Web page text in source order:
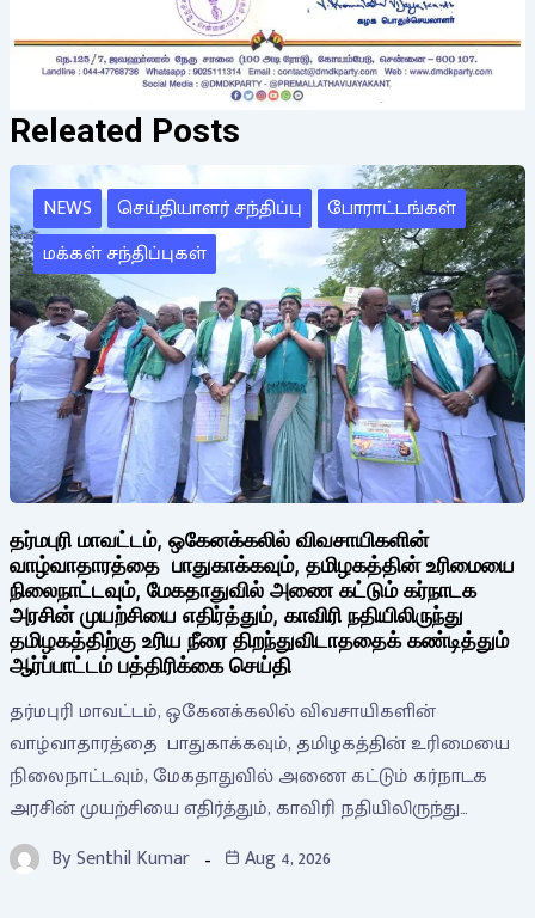
Releated Posts
NEWS செய்தியாளர் சந்திப்பு
போராட்டங்கள்
மக்கள் சந்திப்புகள்
தர்மபுரி மாவட்டம், ஒகேனக்கலில் விவசாயிகளின்
வாழ்வாதாரத்தை பாதுகாக்கவும், தமிழகத்தின் உரிமையை
நிலைநாட்டவும், மேகதாதுவில் அணை கட்டும் கர்நாடக
அரசின் முயற்சியை எதிர்த்தும், காவிரி நதியிலிருந்து
தமிழகத்திற்கு உரிய நீரை திறந்துவிடாததைக் கண்டித்தும்
ஆர்ப்பாட்டம் பத்திரிக்கை செய்தி
தர்மபுரி மாவட்டம், ஒகேனக்கலில் விவசாயிகளின்
வாழ்வாதாரத்தை பாதுகாக்கவும், தமிழகத்தின் உரிமையை
நிலைநாட்டவும், மேகதாதுவில் அணை கட்டும் கர்நாடக
அரசின் முயற்சியை எதிர்த்தும், காவிரி நதியிலிருந்து…
BySenthil Kumar Aug 4, 2026